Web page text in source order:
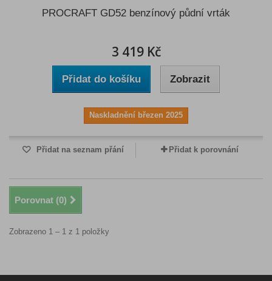
PROCRAFT GD52 benzínový půdní vrták
3 419 Kč
Přidat do košíku Zobrazit
Naskladnění březen 2025
Přidat na seznam přání Přidat k porovnání
Porovnat (0)
Zobrazeno 1 – 1 z 1 položky